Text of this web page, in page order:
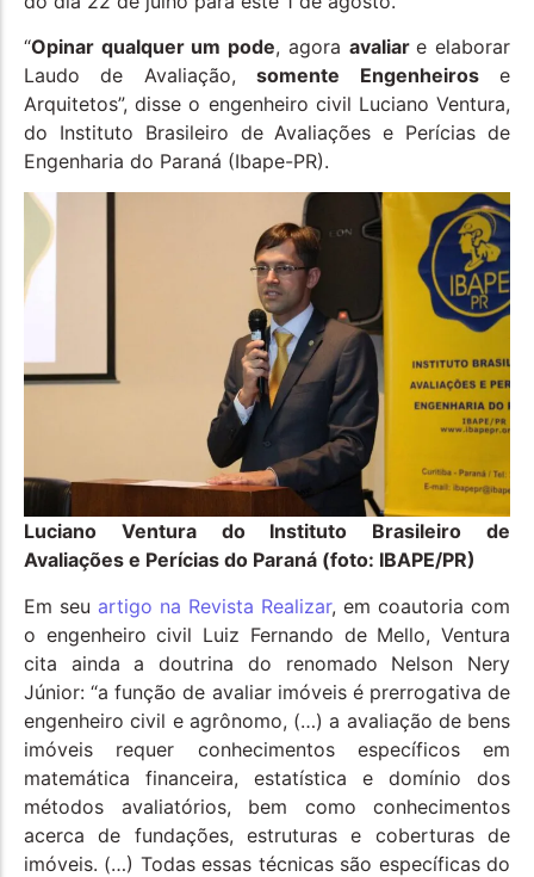
“Opinar qualquer um pode, agora avaliare elaborar
Laudo de Avaliação,somente Engenheirose
Arquitetos”, disse o engenheiro civil Luciano Ventura,
do Instituto Brasileiro de Avaliações e Perícias de
Engenharia do Paraná (Ibape-PR).
Luciano Ventura do Instituto Brasileiro de
Avaliações e Perícias do Paraná (foto: IBAPE/PR)
Em seu artigo na Revista Realizar, em coautoria com
o engenheiro civil Luiz Fernando de Mello, Ventura
cita ainda a doutrina do renomado Nelson Nery
Júnior: “a função de avaliar imóveis é prerrogativa de
engenheiro civil e agrônomo, (…) a avaliação de bens
imóveis requer conhecimentos específicos em
matemática financeira, estatística e domínio dos
métodos avaliatórios, bem como conhecimentos
acerca de fundações, estruturas e coberturas de
imóveis. (…) Todas essas técnicas são específicas do